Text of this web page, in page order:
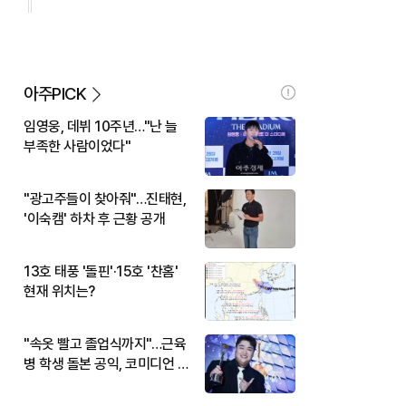
아주PICK
임영웅, 데뷔 10주년…"난 늘
부족한 사람이었다"
"광고주들이 찾아줘"…진태현,
'이숙캠' 하차 후 근황 공개
13호 태풍 '돌핀'·15호 '찬홈'
현재 위치는?
"속옷 빨고 졸업식까지"…근육
병 학생 돌본 공익, 코미디언 김